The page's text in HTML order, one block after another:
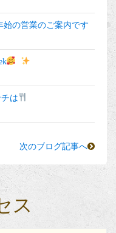
始の営業のご案内です
は
次のブログ記事へ
ス